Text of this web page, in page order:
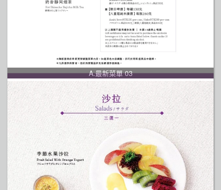
A.最新菜單 03